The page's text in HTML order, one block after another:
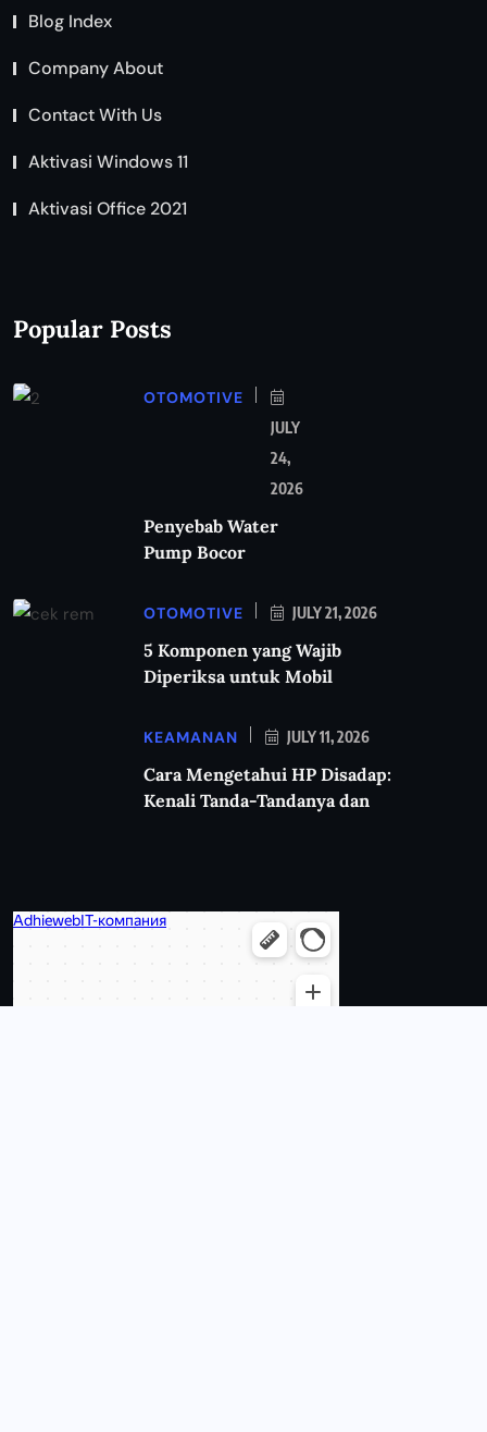
Blog Index
Company About
Contact With Us
Aktivasi Windows 11
Aktivasi Office 2021
Popular Posts
OTOMOTIVE
JULY
24,
2026
Penyebab Water
Pump Bocor
OTOMOTIVE JULY 21, 2026
5 Komponen yang Wajib
Diperiksa untuk Mobil
KEAMANAN JULY 11, 2026
Cara Mengetahui HP Disadap:
Kenali Tanda-Tandanya dan